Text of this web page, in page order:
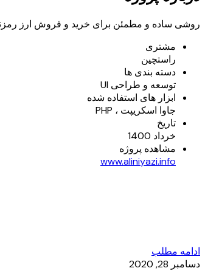
روشی ساده و مطمئن برای خرید و فروش ارز
مشتری
راستچین
دسته بندی ها
توسعه و طراحی UI
ابزار های استفاده شده
جاوا اسکریپت ، PHP
تاریخ
خرداد 1400
مشاهده پروژه
www.aliniyazi.info
ادامه مطلب
دسامبر 28, 2020